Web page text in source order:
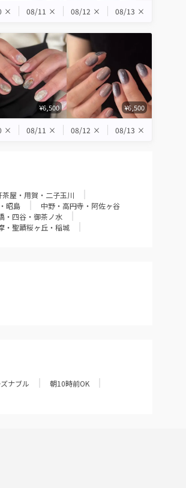
× 08/11 × 08/12 × 08/13 ×
¥6,500 ¥6,500
× 08/11 × 08/12 × 08/13 ×
茶屋・用賀・二子玉川
昭島
中野・高円寺・阿佐ヶ谷
・四谷・御茶ノ水
・聖蹟桜ヶ丘・稲城
ズナブル
朝10時前OK